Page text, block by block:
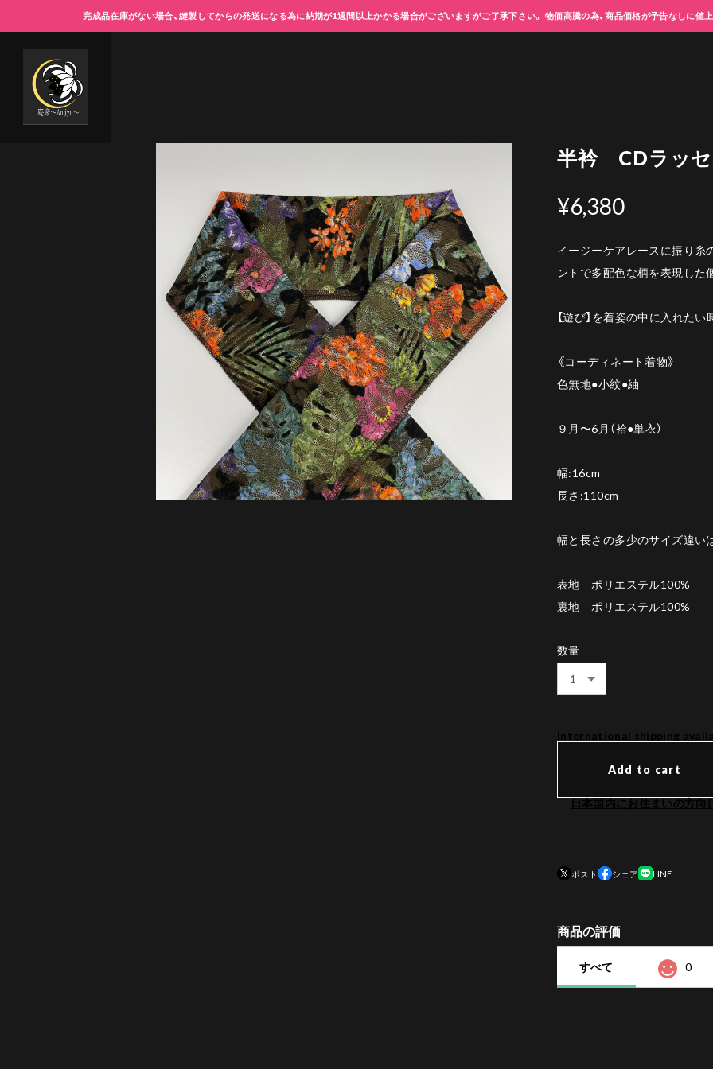
完成品在庫がない場合、縫製してからの発送になる為に納期が1週間以上かかる場合がございますがご了承下さい。 物価高騰の為、商品価格が予告なしに値
半衿 CDラッ
¥6,380
イージーケアレースに振り糸
ントで多配色な柄を表現した
【遊び】を着姿の中に入れたい
《コーディネート着物》
色無地●小紋●紬
９月〜6月（袷●単衣）
幅:16cm
長さ:110cm
幅と長さの多少のサイズ違い
表地 ポリエステル100%
裏地 ポリエステル100%
数量
International shipping
Add to cart
日本国内にお住まいの方向
ポスト シェア LINE
商品の評価
すべて 0